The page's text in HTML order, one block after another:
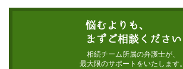
相続チーム所属の弁護士が、
最大限のサポートをいたします。